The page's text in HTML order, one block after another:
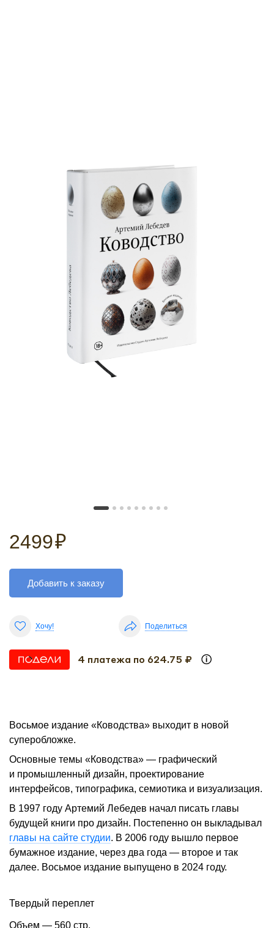
2499₽
Добавить к заказу
Хочу! Поделиться
4 платежа по 624.75 ₽
Восьмое издание «Ководства» выходит в новой
суперобложке.
Основные темы «Ководства» — графический
и промышленный дизайн, проектирование
интерфейсов, типографика, семиотика и визуализация.
В 1997 году Артемий Лебедев начал писать главы
будущей книги про дизайн. Постепенно он выкладывал
главы на сайте студии. В 2006 году вышло первое
бумажное издание, через два года — второе и так
далее. Восьмое издание выпущено в 2024 году.
Твердый переплет
Объем — 560 стр.